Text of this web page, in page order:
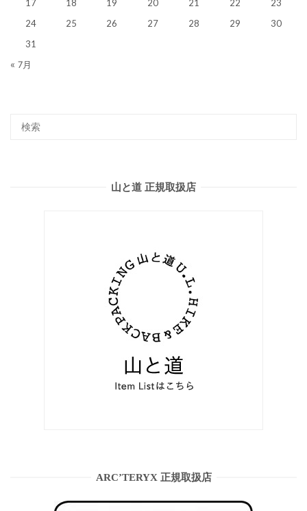
17
18 19 20 21 22
23
24
25 26 27 28 29
30
31
« 7月
山と道 正規取扱店
ARC’TERYX 正規取扱店